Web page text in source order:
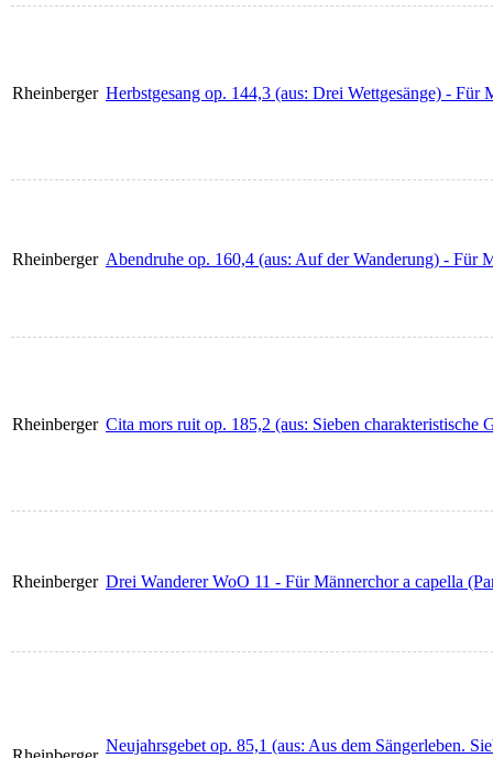
Rheinberger Herbstgesang op. 144,3 (aus: Drei Wettgesänge) - Für
Rheinberger Abendruhe op. 160,4 (aus: Auf der Wanderung) - Für
Rheinberger Cita mors ruit op. 185,2 (aus: Sieben charakteristische
Rheinberger Drei Wanderer WoO 11 - Für Männerchor a capella
Neujahrsgebet op. 85,1 (aus: Aus dem Sängerleben.